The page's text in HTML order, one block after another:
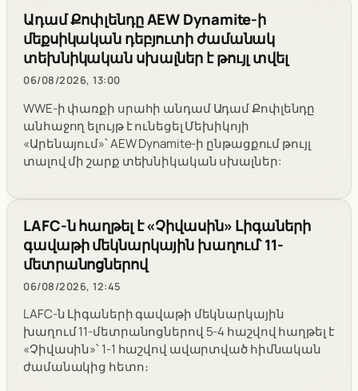
Ադամ Քոփլենդը AEW Dynamite-ի
մեքսիկական դեբյուտի ժամանակ
տեխնիկական սխալներ է թույլ տվել
06/08/2026, 13:00
WWE-ի փառքի սրահի անդամ Ադամ Քոփլենդը
անհաջող ելույթ է ունեցել Մեխիկոյի
«Արենայում»՝ AEW Dynamite-ի ընթացքում թույլ
տալով մի շարք տեխնիկական սխալներ:
LAFC-ն հաղթել է «Չիվասին» Լիգաների
գավաթի մեկնարկային խաղում՝ 11-
մետրանոցներով
06/08/2026, 12:45
LAFC-ն Լիգաների գավաթի մեկնարկային
խաղում 11-մետրանոցներով 5-4 հաշվով հաղթել է
«Չիվասին»՝ 1-1 հաշվով ավարտված հիմնական
ժամանակից հետո։